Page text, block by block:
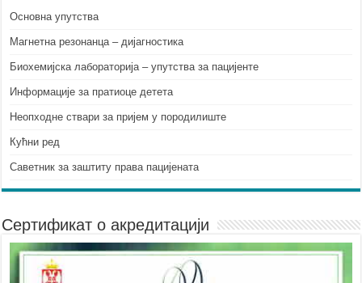
Основна упутства
Mагнетна резонанца – дијагностика
Биохемијска лабораторија – упутства за пацијенте
Информације за пратиоце детета
Неопходне ствари за пријем у породилиште
Кућни ред
Саветник за заштиту права пацијената
Сертификат о акредитацији